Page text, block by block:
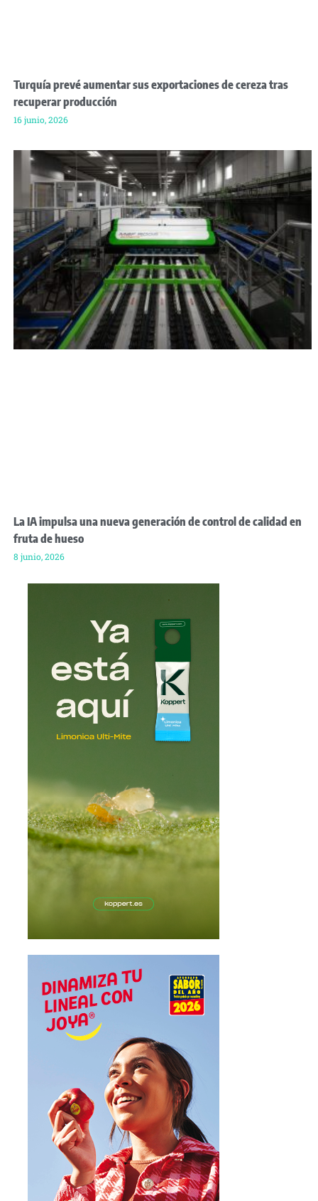
Turquía prevé aumentar sus exportaciones de cereza tras
recuperar producción
16 junio, 2026
La IA impulsa una nueva generación de control de calidad en
fruta de hueso
8 junio, 2026